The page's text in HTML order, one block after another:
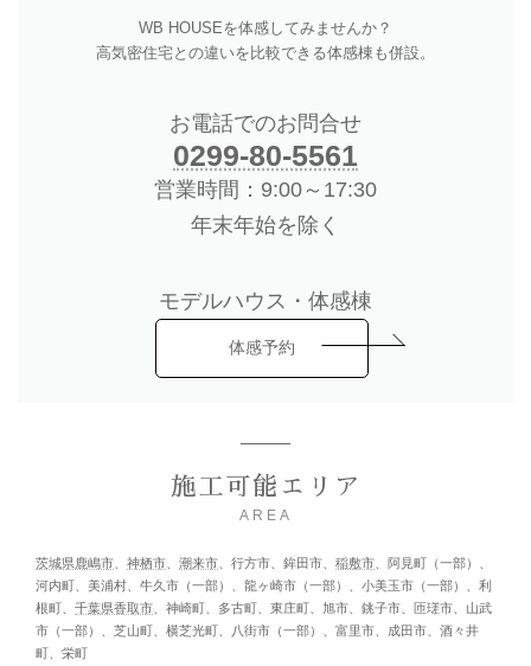
WB HOUSEを体感してみませんか？
高気密住宅との違いを比較できる体感棟も併設。
お電話でのお問合せ
0299-80-5561
営業時間：9:00～17:30
年末年始を除く
モデルハウス・体感棟
体感予約
施工可能エリア
AREA
茨城県鹿嶋市 神栖市 潮来市 、行方市、鉾田市、 稲敷市 、阿見町（一部）、
河内町、美浦村、牛久市（一部）、龍ヶ崎市（一部）、小美玉市（一部）、利
根町、 千葉県香取市 、神崎町、多古町、東庄町、旭市、銚子市、匝瑳市、山武
市（一部）、芝山町、横芝光町、八街市（一部）、富里市、成田市、酒々井
町、栄町